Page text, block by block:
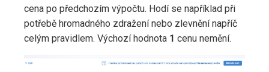
cena po předchozím výpočtu. Hodí se například při
potřebě hromadného zdražení nebo zlevnění napříč
celým pravidlem. Výchozí hodnota 1 cenu nemění.